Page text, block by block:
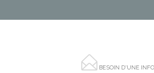
 BESOIN D'UNE